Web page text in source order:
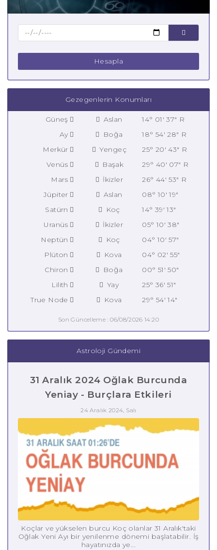
Hesapla
Gezegenlerin Konumları
Güneş Aslan
14° 01' 37" R
Ay
Boğa
18° 54' 28" R
Merkür
Yengeç
25° 20' 43" R
Venüs
Başak
29° 40' 07" R
Mars
İkizler
26° 44' 53" R
Jüpiter
Aslan
08° 10' 19"
Satürn
Koç
14° 39' 13"
Uranüs
İkizler
05° 10' 38"
Neptün
Koç
04° 10' 57"
Plüton
Kova
04° 02' 55"
Chiron
Boğa
00° 51' 50"
Lilith
Yay
25° 36' 51"
True Node
Kova 29° 54' 14"
Son Güncelleme : 06/08/2026 14:20
Astroloji Gündemi
31 Aralık 2024 Oğlak Burcunda
Yeniay - Burçlara Etkileri
24 Aralık 2024, Salı
Koçlar ve yükselen burcu Koç olanlar 31 Aralık'taki
Oğlak Yeni Ayı bir yenilenme dönemi başlatabilir. İş
hayatınızda ye...